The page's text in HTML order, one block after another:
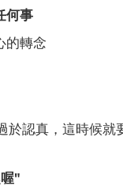
何事
的轉念
於認真，這時候就
"